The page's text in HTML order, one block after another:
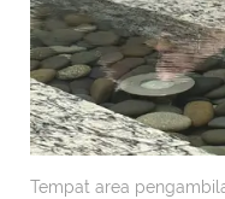
Tempat area